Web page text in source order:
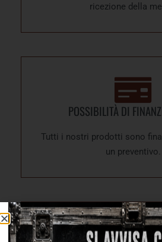
ricezione della
POSSIBILITÀ DI
Tutti i nostri prodotti sono
un preventivo.